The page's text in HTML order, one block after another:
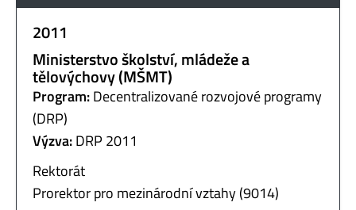
2011
Ministerstvo školství, mládeže a
tělovýchovy (MŠMT)
Program:Decentralizované rozvojové programy
(DRP)
Výzva:DRP 2011
Rektorát
Prorektor pro mezinárodní vztahy (9014)